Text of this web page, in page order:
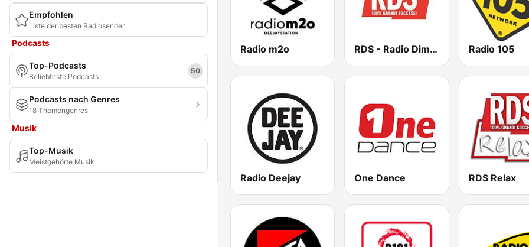
Empfohlen
Liste der besten Radiosender
Podcasts
Top-Podcasts
Beliebteste Podcasts
50
Podcasts nach Genres
18 Themengenres
Musik
Top-Musik
Meistgehörte Musik
Radio m2o RDS - Radio Dimensione Suono Radio 105
Radio Deejay One Dance RDS Relax